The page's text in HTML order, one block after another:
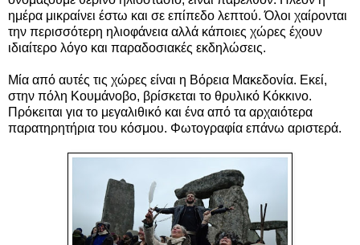
ημέρα μικραίνει έστω και σε επίπεδο λεπτού. Όλοι χαίρονται
την περισσότερη ηλιοφάνεια αλλά κάποιες χώρες έχουν
ιδιαίτερο λόγο και παραδοσιακές εκδηλώσεις.
Μία από αυτές τις χώρες είναι η Βόρεια Μακεδονία. Εκεί,
στην πόλη Κουμάνοβο, βρίσκεται το θρυλικό Κόκκινο.
Πρόκειται για το μεγαλιθικό και ένα από τα αρχαιότερα
παρατηρητήρια του κόσμου. Φωτογραφία επάνω αριστερά.